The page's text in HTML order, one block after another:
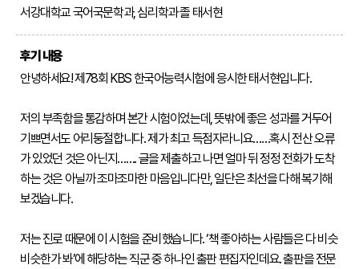
연혁
기관
KBS
한
국
어
능
시
험
서강대학교 국어국문학과, 심리학과 졸 태서현
후기 내용
안녕하세요! 제78회 KBS 한국어능력시험에 응시한 태서현입니다.
저의 부족함을 통감하며 본간 시험이었는데, 뜻밖에 좋은 성과를 거두어
기쁘면서도 어리둥절합니다. 제가 최고 득점자라니요……혹시 전산 오류
가 있었던 것은 아닌지……. 글을 제출하고 나면 얼마 뒤 정정 전화가 도착
하는 것은 아닐까 조마조마한 마음입니다만, 일단은 최선을 다해 복기해
보겠습니다.
저는 진로 때문에 이 시험을 준비했습니다. ‘책 좋아하는 사람들은 다 비슷
비슷한가 봐’에 해당하는 직군 중 하나인 출판 편집자인데요. 출판을 전문